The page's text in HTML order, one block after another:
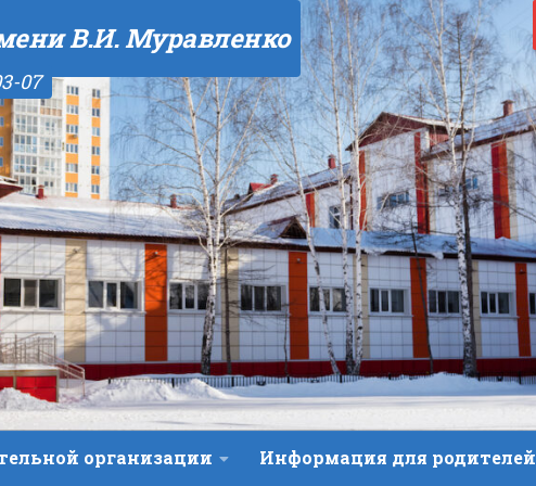
В.И. Муравленко
07
организации Информация для родителей